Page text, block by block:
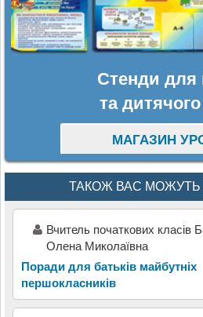
Стенди для
та
МАГАЗИН
ТАКОЖ ВАС МОЖУТЬ
Вчитель початкових класів
Олена Миколаївна
Поради для батьків майбутніх
першокласників